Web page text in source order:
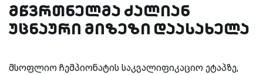
მწვრთნელმა ძალიან
უცნაური მიზეზი დაასახელა
მსოფლიო ჩემპიონატის საკვალიფიკაციო ეტაპზე,